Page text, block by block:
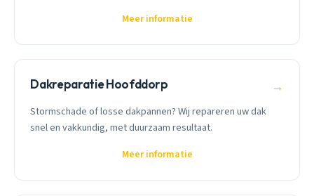
Meer informatie
Dakreparatie Hoofddorp →
Stormschade of losse dakpannen? Wij repareren uw dak
snel en vakkundig, met duurzaam resultaat.
Meer informatie